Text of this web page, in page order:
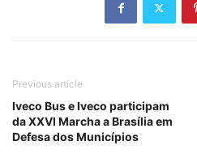
Previous article
Iveco Bus e Iveco participam
da XXVI Marcha a Brasília em
Defesa dos Municípios